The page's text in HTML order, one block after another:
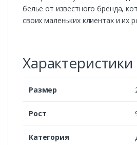
белье от известного бренда,
своих маленьких клиентах и их
Характеристики
Размер
Рост
Категория